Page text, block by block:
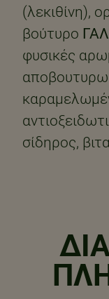
(λεκιθίνη),
βούτυρο
φυσικές
σίδηρος,